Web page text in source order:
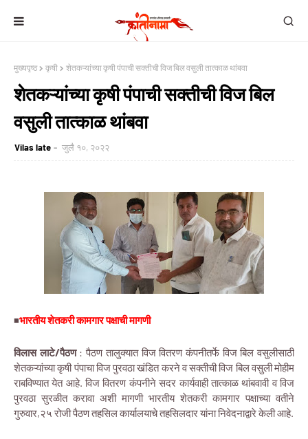
मुख्यपृष्ठ कृषी शेतकऱ्यांच्या कृषी पंपाची सक्तीची विज बिल वसुली तात्काळ थांबवा
शेतकऱ्यांच्या कृषी पंपाची सक्तीची विज बिल
वसुली तात्काळ थांबवा
Vilas late जुलै १०, २०२२
◾भारतीय शेतकरी कामगार पक्षाची मागणी
विलास लाटे/पैठण: पैठण तालुक्यात विज वितरण कंपनीतर्फे विज बिल वसुलीसाठी
शेतकऱ्यांच्या कृषी पंपाचा विज पुरवठा खंडित करने व सक्तीची विज बिल वसुली मोहीम
राबविण्यात येत आहे. विज वितरण कंपनीने सदर कार्यवाही तात्काळ थांबवावी व विज
पुरवठा सुरळीत करावा अशी मागणी भारतीय शेतकरी कामगार पक्षाच्या वतीने
गुरुवार,२५ रोजी पैठण तहसिल कार्यालयाचे तहसिलदार यांना निवेदनाद्वारे केली आहे.